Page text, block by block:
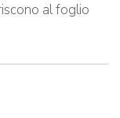
al foglio